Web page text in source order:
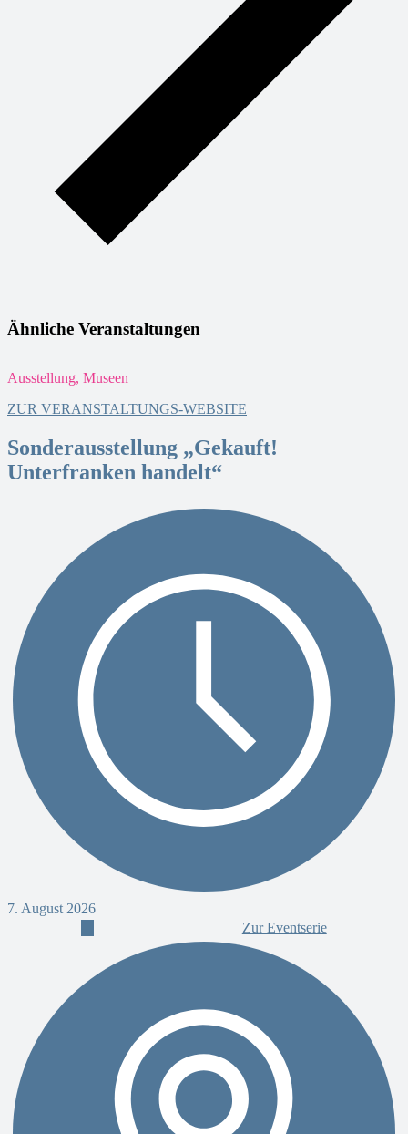
Ähnliche Veranstaltungen
Ausstellung, Museen
ZUR VERANSTALTUNGS-WEBSITE
Sonderausstellung „Gekauft!
Unterfranken handelt“
7. August 2026
Zur Eventserie